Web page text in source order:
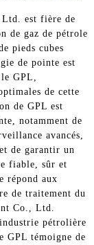
est fière de
de gaz de pétrole
pieds cubes
de pointe est
GPL,
de cette
de GPL est
notamment de
avancés,
de garantir un
fiable, sûr et
répond aux
de traitement du
Co., Ltd.
pétrolière
GPL témoigne de